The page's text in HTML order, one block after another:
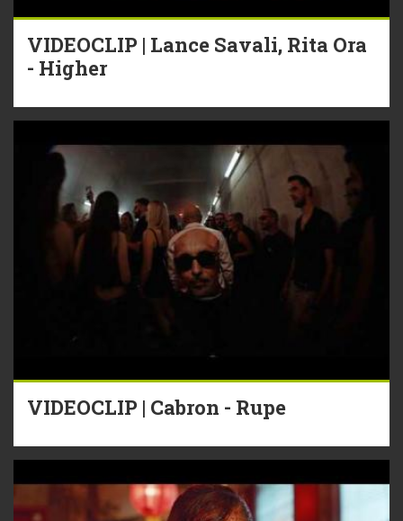
VIDEOCLIP | Lance Savali, Rita Ora
- Higher
VIDEOCLIP | Cabron - Rupe